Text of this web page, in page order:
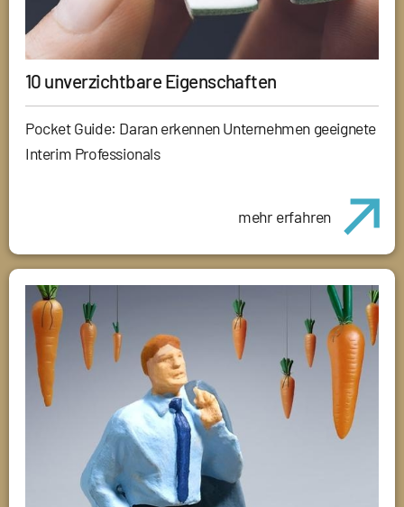
10 unverzichtbare Eigenschaften
Pocket Guide: Daran erkennen Unternehmen geeignete
Interim Professionals
mehr erfahren